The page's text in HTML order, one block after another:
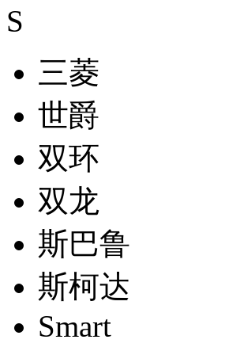
S
三菱
世爵
双环
双龙
斯巴鲁
斯柯达
Smart